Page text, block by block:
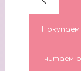
читаем